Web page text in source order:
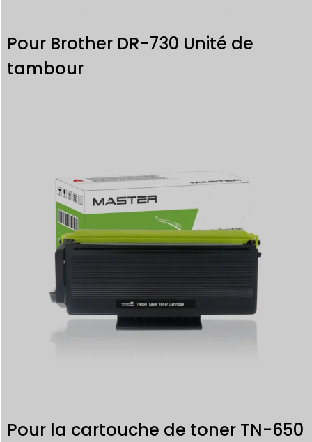
Pour Brother DR-730 Unité de
tambour
Pour la cartouche de toner TN-650